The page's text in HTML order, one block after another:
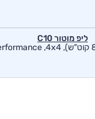
ליפ מוטור C10